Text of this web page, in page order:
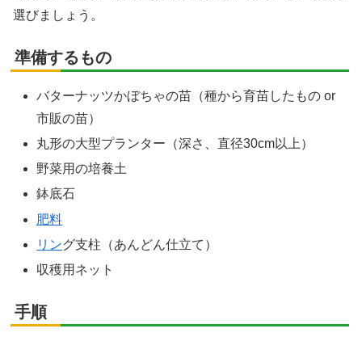
選びましょう。
準備するもの
バターナッツかぼちゃの苗（種から育苗したもの or
市販の苗）
丸形の大型プランター（深さ、直径30cm以上）
野菜用の培養土
鉢底石
肥料
リング支柱（あんどん仕立て）
収穫用ネット
手順